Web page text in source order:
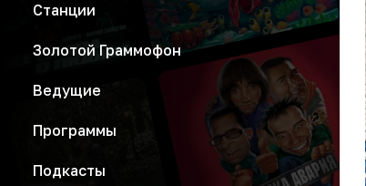
Станции
Золотой Граммофон
Ведущие
Программы
Подкасты